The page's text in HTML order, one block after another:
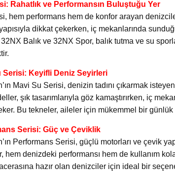
Rahatlık ve Performansın Buluştuğu Yer
hem performans hem de konfor arayan
dikkat çekerken, iç mekanlarında
Balık ve 32NX Spor, balık tutma ve su
Serisi: Keyifli Deniz Seyirleri
Mavi Su Serisi, denizin tadını çıkarmak
şık tasarımlarıyla göz kamaştırırken, iç
Bu tekneler, aileler için mükemmel bir
Serisi: Güç ve Çeviklik
Performans Serisi, güçlü motorları ve çevik
hem denizdeki performansı hem de kullanım
hazır olan denizciler için ideal bir